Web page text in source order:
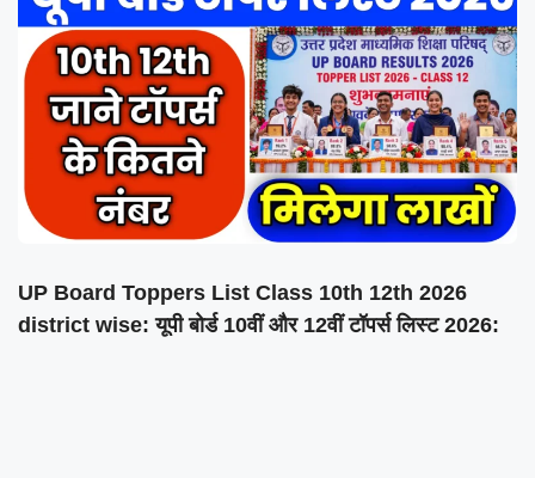
UP Board Toppers List Class 10th 12th 2026
district wise: यूपी बोर्ड 10वीं और 12वीं टॉपर्स लिस्ट 2026: